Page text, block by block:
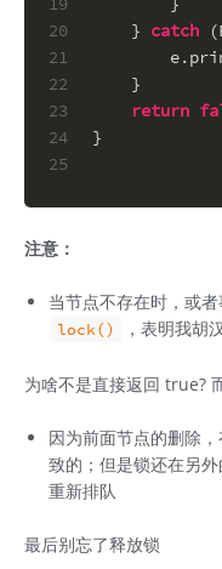
20
21
22
23
24
25
    }
catch
    }
return
}
注意：
当节点不存在时，或
lock() ，表明我胡
为啥不是直接返回 true?
因为前面节点的删除
致的；但是锁还在另
重新排队
最后别忘了释放锁